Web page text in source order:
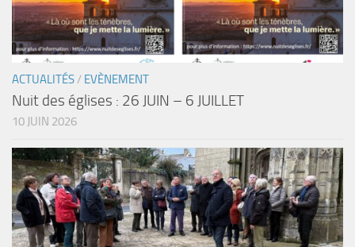
ACTUALITÉS/ EVÈNEMENT
Nuit des églises : 26 JUIN – 6 JUILLET
10 JUIN 2026